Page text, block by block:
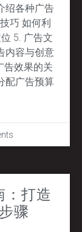
绍各种广告
巧 如何利
5. 广告文
内容与创意
告效果的关
配广告预算
：打造
骤